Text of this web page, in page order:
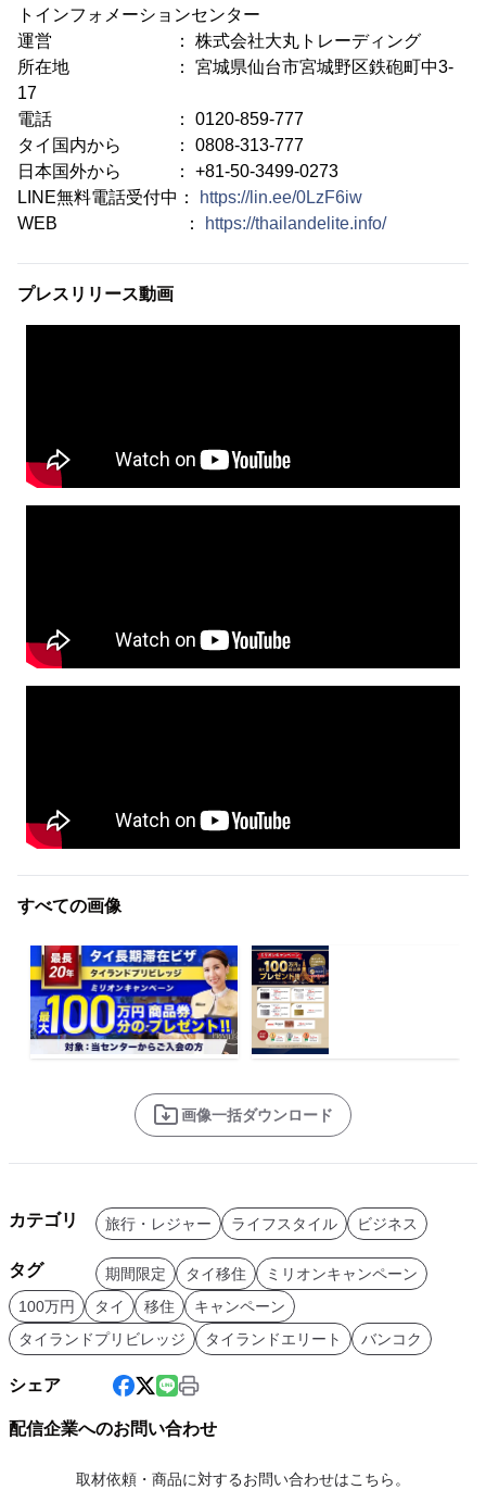
トインフォメーションセンター
運営 ： 株式会社大丸トレーディング
所在地 ： 宮城県仙台市宮城野区鉄砲町中3-
17
電話 ： 0120-859-777
タイ国内から ： 0808-313-777
日本国外から ： +81-50-3499-0273
LINE無料電話受付中：
https://lin.ee/0LzF6iw
WEB ：
https://thailandelite.info/
プレスリリース動画
すべての画像
画像一括ダウンロード
カテゴリ 旅行・レジャー ライフスタイル ビジネス
タグ 期間限定 タイ移住
ミリオンキャンペーン
100万円
タイ 移住
キャンペーン
タイランドプリビレッジ
タイランドエリート バンコク
シェア
配信企業へのお問い合わせ
取材依頼・商品に対するお問い合わせはこちら。